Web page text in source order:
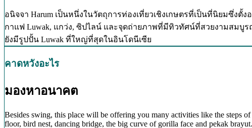
อนิจจา Harum เป็นหนึ่งในวัตถุการท่องเที่ยวเชิงเกษตรที่เป็นที่นิยมซึ่ง
กาแฟ Luwak, แกว่ง, ซิปไลน์ และจุดถ่ายภาพที่มีทิวทัศน์ที่สวยงามสมบู
ยังมีรูปปั้น Luwak ที่ใหญ่ที่สุดในอินโดนีเซีย
คาดหวังอะไร
มองหาอนาคต
Besides swing, this place will be offering you many activities like the steps
floor, bird nest, dancing bridge, the big curve of gorilla face and pekak